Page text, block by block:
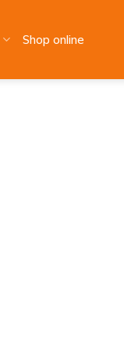
Shop online